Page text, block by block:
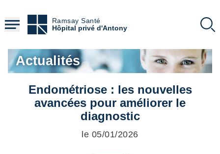
contenu
principal
Ramsay Santé
Hôpital privé d'Antony
Actualités
Endométriose : les nouvelles
avancées pour améliorer le
diagnostic
le 05/01/2026